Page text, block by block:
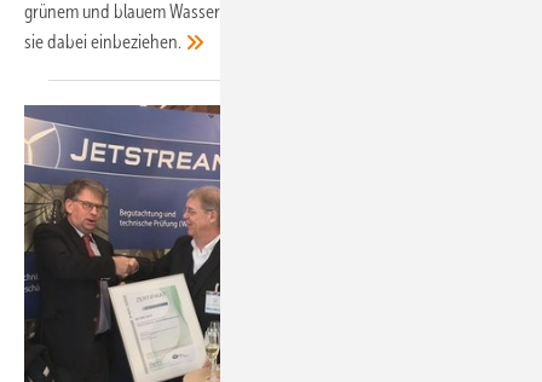
grünem und blauem Wasserstoff schaffen. Lesen Sie, welche Kriterien
sie dabei einbeziehen.